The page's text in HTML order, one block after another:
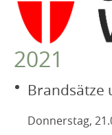
2021
Brandsätze
Donnerstag,